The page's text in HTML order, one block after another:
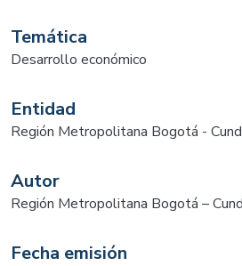
Temática
Desarrollo económico
Entidad
Región Metropolitana Bogotá -
Autor
Región Metropolitana Bogotá –
Fecha emisión